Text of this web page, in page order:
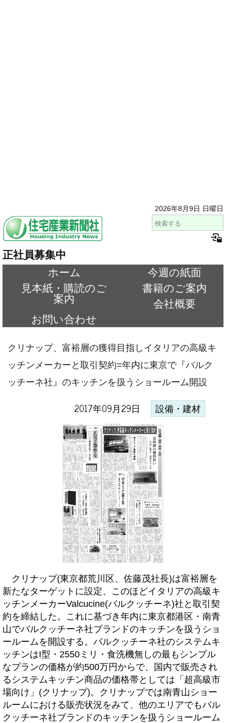
2026年8月9日 日曜日
正社員募集中
ホーム
今週の紙面
見本紙・購読のご
案内
書籍のご案内
会社概要
お問い合わせ
クリナップ、富裕層の獲得目指しイタリアの高級キ
ッチンメーカーと取引契約=年内に東京で『バルク
ッチーネ社』のキッチンを扱うショールーム開設
2017年09月29日 設備・建材
クリナップ(東京都荒川区、佐藤茂社長)は富裕層を
新たなターゲットに設定、このほどイタリアの高級キ
ッチンメーカーValcucine(バルクッチーネ)社と取引契
約を締結した。これに基づき年内に東京都港区・南青
山でバルクッチーネ社ブランドのキッチンを扱うショ
ールームを開設する。バルクッチーネ社のシステムキ
ッチンはI型・2550ミリ・食洗機無しの最もシンプル
なプランの価格が約500万円からで、国内で販売され
るシステムキッチン商品の価格帯としては「超高級市
場向け」(クリナップ)。クリナップでは南青山ショー
ルームにおける販売状況をみて、他のエリアでもバル
クッチーネ社ブランドのキッチンを扱うショールーム